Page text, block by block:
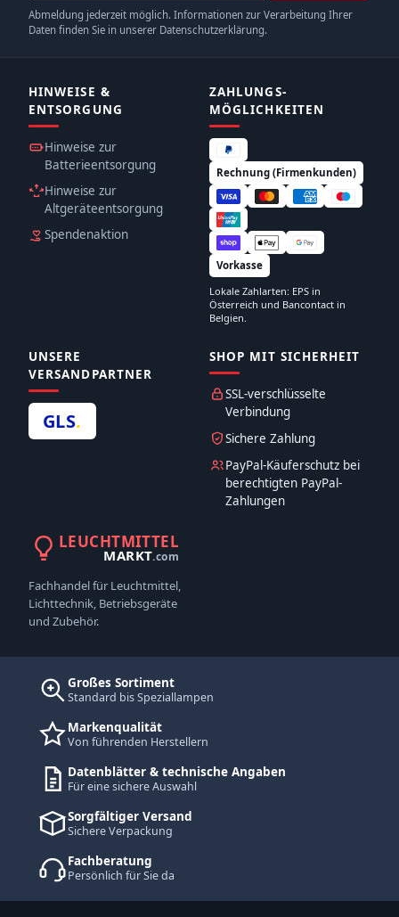
Abmeldung jederzeit möglich. Informationen zur Verarbeitung Ihrer
Daten finden Sie in unserer Datenschutzerklärung.
HINWEISE &
ENTSORGUNG
Hinweise zur
Batterieentsorgung
Hinweise zur
Altgeräteentsorgung
Spendenaktion
ZAHLUNGS­
MÖGLICHKEITEN
Rechnung (Firmenkunden)
Vorkasse
Lokale Zahlarten: EPS in
Österreich und Bancontact in
Belgien.
UNSERE
VERSANDPARTNER
GLS.
SHOP MIT SICHERHEIT
SSL-verschlüsselte
Verbindung
Sichere Zahlung
PayPal-Käuferschutz bei
berechtigten PayPal-
Zahlungen
LEUCHTMITTEL
MARKT.com
Fachhandel für Leuchtmittel,
Lichttechnik, Betriebsgeräte
und Zubehör.
Großes Sortiment
Standard bis Speziallampen
Markenqualität
Von führenden Herstellern
Datenblätter & technische Angaben
Für eine sichere Auswahl
Sorgfältiger Versand
Sichere Verpackung
Fachberatung
Persönlich für Sie da